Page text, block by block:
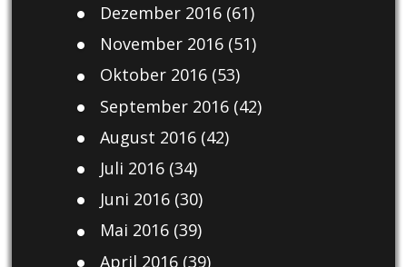
Dezember 2016(61)
November 2016(51)
Oktober 2016(53)
September 2016(42)
August 2016(42)
Juli 2016(34)
Juni 2016(30)
Mai 2016(39)
April 2016(39)